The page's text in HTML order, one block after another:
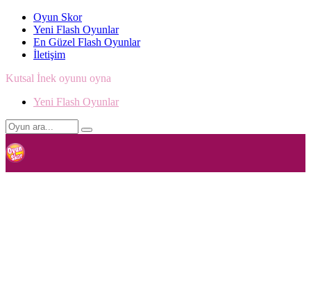
Oyun Skor
Yeni Flash Oyunlar
En Güzel Flash Oyunlar
İletişim
Kutsal İnek oyunu oyna
Yeni Flash Oyunlar